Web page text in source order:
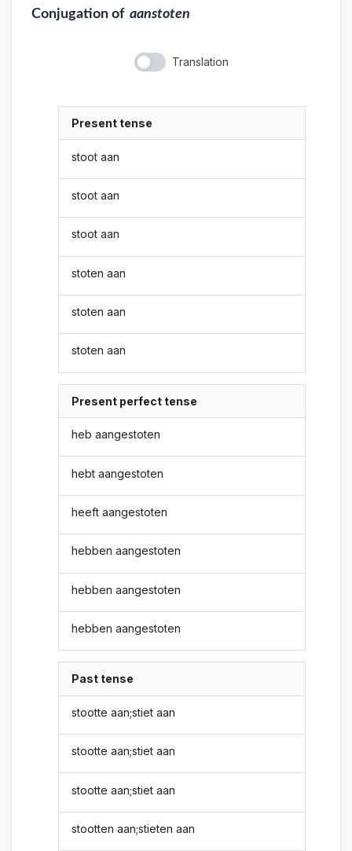
Conjugationof aanstoten
Translation
Present tense
stoot aan
stoot aan
stoot aan
stoten aan
stoten aan
stoten aan
Present perfect tense
heb aangestoten
hebt aangestoten
heeft aangestoten
hebben aangestoten
hebben aangestoten
hebben aangestoten
Past tense
stootte aan;stiet aan
stootte aan;stiet aan
stootte aan;stiet aan
stootten aan;stieten aan